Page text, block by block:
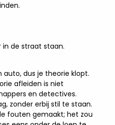
de straat staan.
dus je theorie klopt.
afleiden is niet
en detectives.
zonder erbij stil te staan.
fouten gemaakt; het zou